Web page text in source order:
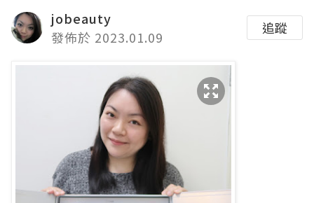
jobeauty
發佈於 2023.01.09
追蹤